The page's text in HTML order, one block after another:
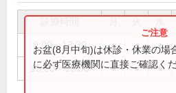
9:00～13:30 ● ● ●
15:00～19:00 ● ● ●
お盆(8月中旬)は休診・休業の場
に必ず医療機関に直接ご確認くだ